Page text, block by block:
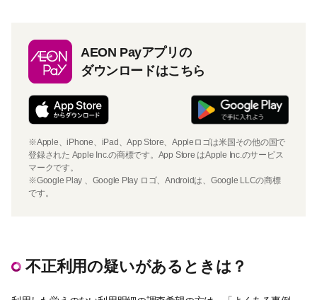
AEON Payアプリの
ダウンロードはこちら
※Apple、iPhone、iPad、App Store、Appleロゴは米国その他の国で
登録された Apple Inc.の商標です。App Store はApple Inc.のサービス
マークです。
※Google Play 、Google Play ロゴ、Androidは、Google LLCの商標
です。
不正利用の疑いがあるときは？